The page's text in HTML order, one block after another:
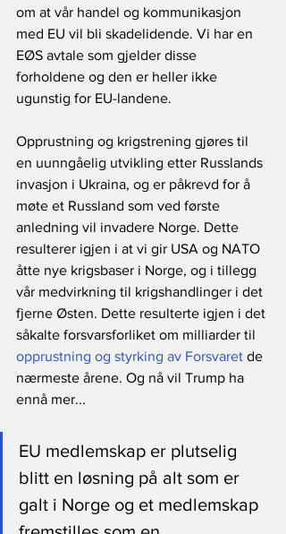
om at vår handel og kommunikasjon
med EU vil bli skadelidende. Vi har en
EØS avtale som gjelder disse
forholdene og den er heller ikke
ugunstig for EU-landene.
Opprustning og krigstrening gjøres til
en uunngåelig utvikling etter Russlands
invasjon i Ukraina, og er påkrevd for å
møte et Russland som ved første
anledning vil invadere Norge. Dette
resulterer igjen i at vi gir USA og NATO
åtte nye krigsbaser i Norge, og i tillegg
vår medvirkning til krigshandlinger i det
fjerne Østen. Dette resulterte igjen i det
såkalte forsvarsforliket om milliarder til
opprustning og styrking av Forsvaret de
nærmeste årene. Og nå vil Trump ha
ennå mer...
EU medlemskap er plutselig
blitt en løsning på alt som er
galt i Norge og et medlemskap